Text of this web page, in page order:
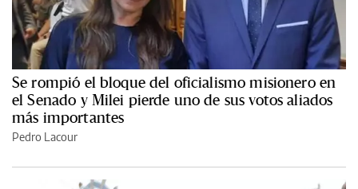
Se rompió el bloque del oficialismo misionero en
el Senado y Milei pierde uno de sus votos aliados
más importantes
Pedro Lacour